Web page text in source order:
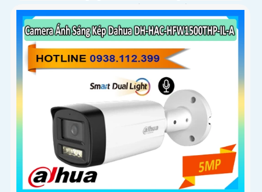
thanh 2 chiều và phát hiện chuyển động chuẩn sát rất thích
hợp lắp đặt cho các văn phòng, gia đình, những vị trí giám
sát yêu cầu camera vừa có thể giám sát đêm vừa có thể
đàm thoại được âm thanh 2 chiều.